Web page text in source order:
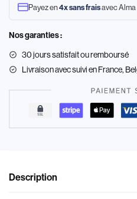
Payez en4x sans fraisavec
Nos garanties :
30 jours satisfait ou remboursé
Livraisonavec suivi en France,
Description